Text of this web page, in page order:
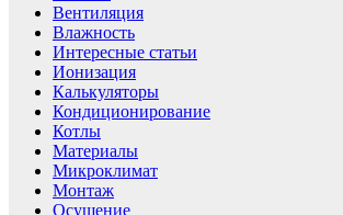
Вентиляция
Влажность
Интересные статьи
Ионизация
Калькуляторы
Кондиционирование
Котлы
Материалы
Микроклимат
Монтаж
Осушение